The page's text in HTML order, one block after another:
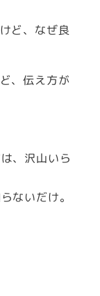
ど、なぜ良
、伝え方が
、沢山いら
ないだけ。